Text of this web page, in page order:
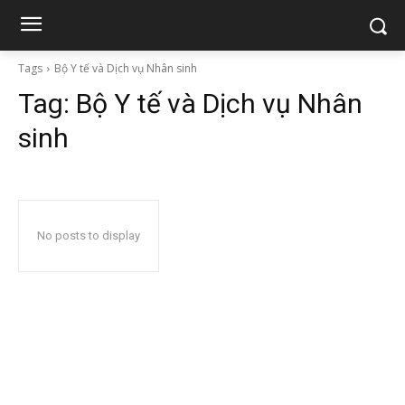
Tags Bộ Y tế và Dịch vụ Nhân sinh
Tag: Bộ Y tế và Dịch vụ Nhân
sinh
No posts to display